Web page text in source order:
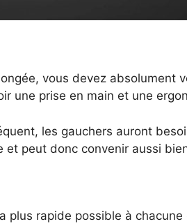
vous devez absolument
une prise en main et une
les gauchers auront
peut donc convenir aussi
rapide possible à